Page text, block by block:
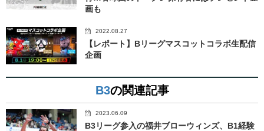
画も
2022.08.27
【レポート】Bリーグマスコットコラボ生配信
企画
B3の関連記事
2023.06.09
B3リーグ参入の福井ブローウィンズ、B1経験